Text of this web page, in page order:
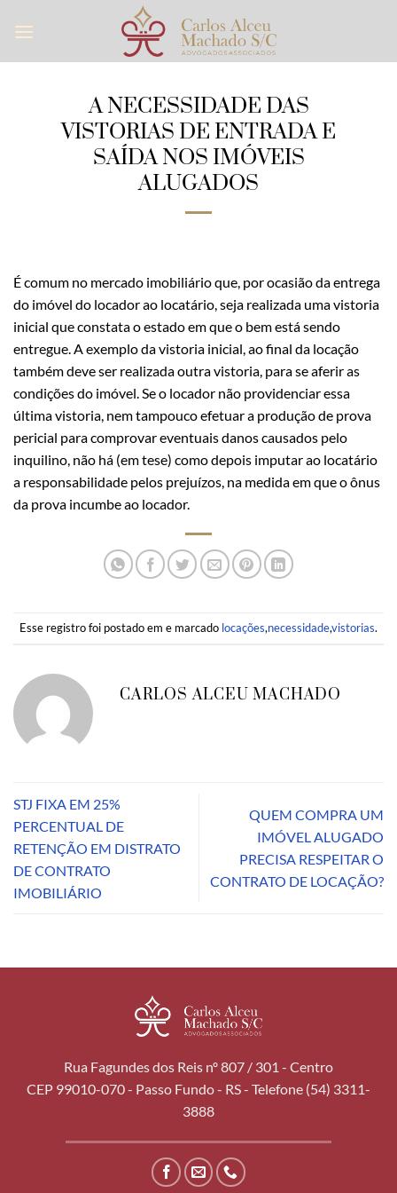
A NECESSIDADE DAS
VISTORIAS DE ENTRADA E
SAÍDA NOS IMÓVEIS
ALUGADOS
É comum no mercado imobiliário que, por ocasião da entrega
do imóvel do locador ao locatário, seja realizada uma vistoria
inicial que constata o estado em que o bem está sendo
entregue. A exemplo da vistoria inicial, ao final da locação
também deve ser realizada outra vistoria, para se aferir as
condições do imóvel. Se o locador não providenciar essa
última vistoria, nem tampouco efetuar a produção de prova
pericial para comprovar eventuais danos causados pelo
inquilino, não há (em tese) como depois imputar ao locatário
a responsabilidade pelos prejuízos, na medida em que o ônus
da prova incumbe ao locador.
Esse registro foi postado em e marcado locações,necessidade,vistorias.
CARLOS ALCEU MACHADO
STJ FIXA EM 25%
PERCENTUAL DE
RETENÇÃO EM DISTRATO
DE CONTRATO
IMOBILIÁRIO
QUEM COMPRA UM
IMÓVEL ALUGADO
PRECISA RESPEITAR O
CONTRATO DE LOCAÇÃO?
Rua Fagundes dos Reis nº 807 / 301 - Centro
CEP 99010-070 - Passo Fundo - RS - Telefone (54) 3311-
3888